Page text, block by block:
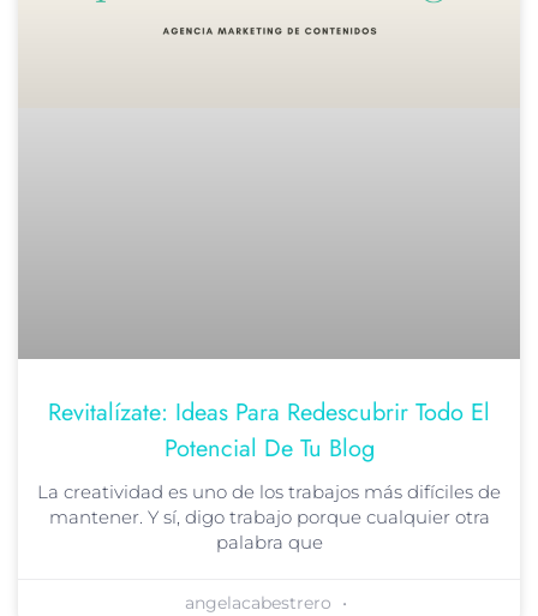
Revitalízate: Ideas Para Redescubrir Todo El
Potencial De Tu Blog
La creatividad es uno de los trabajos más difíciles de
mantener. Y sí, digo trabajo porque cualquier otra
palabra que
angelacabestrero